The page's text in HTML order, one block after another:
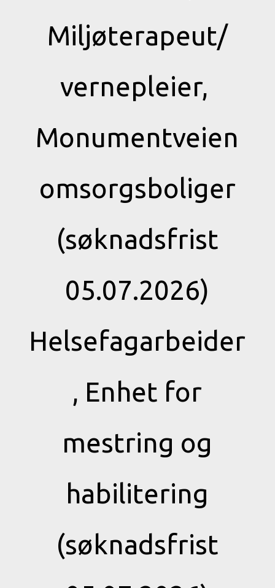
Miljøterapeut/
vernepleier,
Monumentveien
omsorgsboliger
(søknadsfrist
05.07.2026)
Helsefagarbeider
, Enhet for
mestring og
habilitering
(søknadsfrist